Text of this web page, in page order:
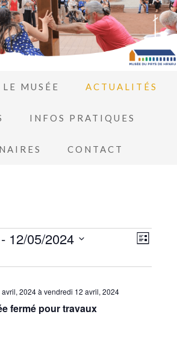
LE MUSÉE ACTUALITÉS
INFOS PRATIQUES
CONTACT
parvues
LISTE
12/05/2024
fermé pour travaux
2024à vendredi 12 avril, 2024